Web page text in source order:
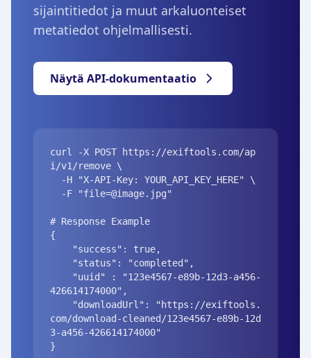
sijaintitiedot ja muut arkaluonteiset
metatiedot ohjelmallisesti.
Näytä API-dokumentaatio
curl -X POST https://exiftools.com/ap
i/v1/remove \
  -F "
file=@image.jpg"
# Response Example
{
426614174000",
com/download-cleaned/123e4567-e89b-12d
3-a456-426614174000"
}